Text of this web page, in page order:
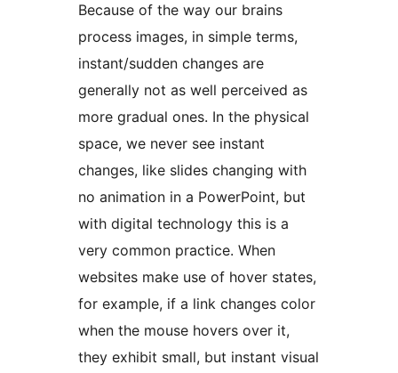
Because of the way our brains
process images, in simple terms,
instant/sudden changes are
generally not as well perceived as
more gradual ones. In the physical
space, we never see instant
changes, like slides changing with
no animation in a PowerPoint, but
with digital technology this is a
very common practice. When
websites make use of hover states,
for example, if a link changes color
when the mouse hovers over it,
they exhibit small, but instant visual